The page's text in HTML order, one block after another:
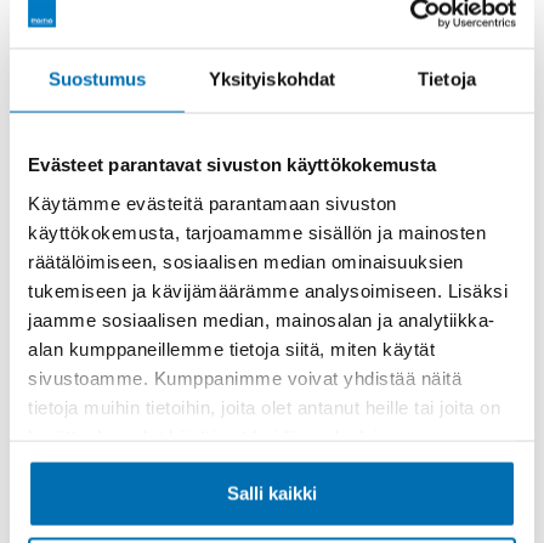
Suostumus Yksityiskohdat Tietoja
Evästeet parantavat sivuston käyttökokemusta
Käytämme evästeitä parantamaan sivuston
käyttökokemusta, tarjoamamme sisällön ja mainosten
räätälöimiseen, sosiaalisen median ominaisuuksien
tukemiseen ja kävijämäärämme analysoimiseen. Lisäksi
jaamme sosiaalisen median, mainosalan ja analytiikka-
alan kumppaneillemme tietoja siitä, miten käytät
sivustoamme. Kumppanimme voivat yhdistää näitä
tietoja muihin tietoihin, joita olet antanut heille tai joita on
Salli kaikki
Rahoitusaika (kk)
Käsiraha tai vaihtoauto (€)